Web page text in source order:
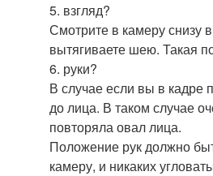
5. взгляд?
Смотрите в камеру снизу
вытягиваете шею. Такая
6. руки?
В случае если вы в кадре
до лица. В таком случае
повторяла овал лица.
Положение рук должно
камеру, и никаких